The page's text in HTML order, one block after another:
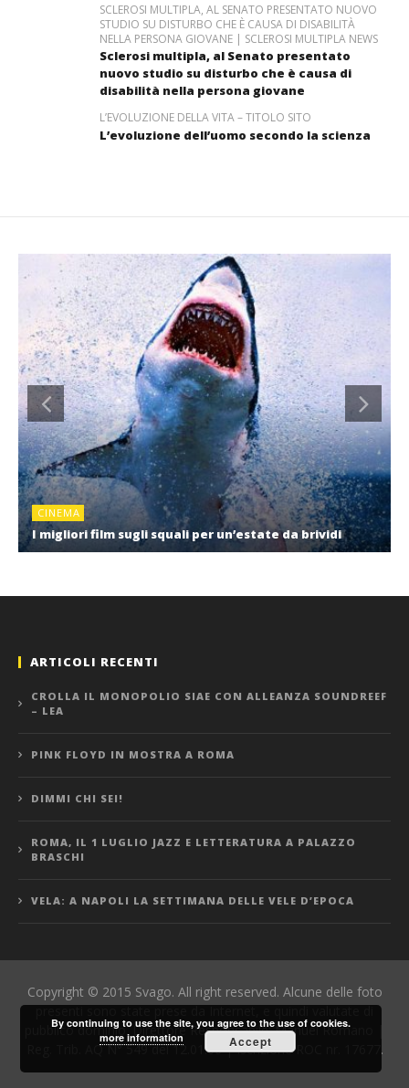
SCLEROSI MULTIPLA, AL SENATO PRESENTATO NUOVO
STUDIO SU DISTURBO CHE È CAUSA DI DISABILITÀ
NELLA PERSONA GIOVANE | SCLEROSI MULTIPLA NEWS
Sclerosi multipla, al Senato presentato
nuovo studio su disturbo che è causa di
disabilità nella persona giovane
L’EVOLUZIONE DELLA VITA – TITOLO SITO
L’evoluzione dell’uomo secondo la scienza
CINEMA
I migliori film sugli squali per un’estate da brividi
ARTICOLI RECENTI
CROLLA IL MONOPOLIO SIAE CON ALLEANZA SOUNDREEF
– LEA
PINK FLOYD IN MOSTRA A ROMA
DIMMI CHI SEI!
ROMA, IL 1 LUGLIO JAZZ E LETTERATURA A PALAZZO
BRASCHI
VELA: A NAPOLI LA SETTIMANA DELLE VELE D’EPOCA
Copyright © 2015 Svago. All right reserved. Alcune delle foto
presenti sono state prese da Internet, e quindi valutate di
pubblico dominio. Direttore Responsabile: Manuel Romano |
Reg. Trib. AQ N° 549 del 12.01.06 | Iscrizione ROC nr. 17677.
By continuing to use the site, you agree to the use of cookies.
more information
Accept